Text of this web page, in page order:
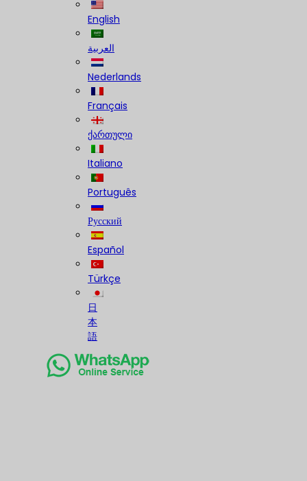
English
العربية
Nederlands
Français
ქართული
Italiano
Português
Русский
Español
Türkçe
日
本
語